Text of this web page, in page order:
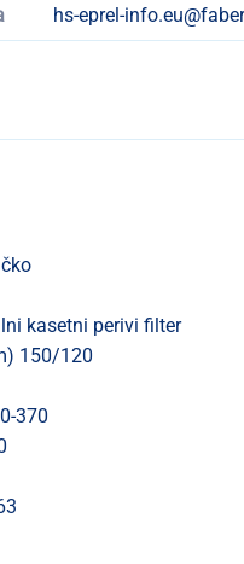
hs-eprel-
kasetni perivi filter
150/120
370